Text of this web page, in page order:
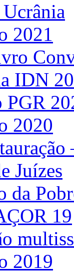
2021
IDN
PGR
2020
Juízes
da
19
2019